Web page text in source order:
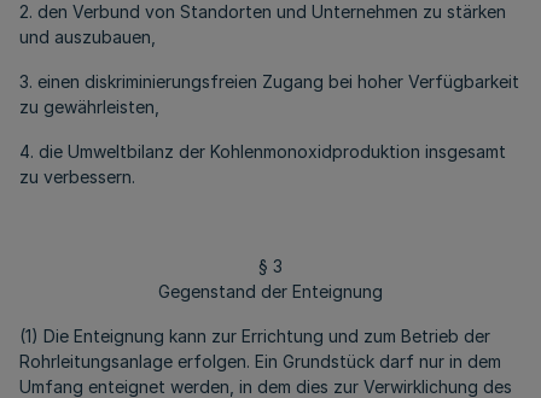
2. den Verbund von Standorten und Unternehmen zu stärken
und auszubauen,
3. einen diskriminierungsfreien Zugang bei hoher Verfügbarkeit
zu gewährleisten,
4. die Umweltbilanz der Kohlenmonoxidproduktion insgesamt
zu verbessern.
§ 3
Gegenstand der Enteignung
(1) Die Enteignung kann zur Errichtung und zum Betrieb der
Rohrleitungsanlage erfolgen. Ein Grundstück darf nur in dem
Umfang enteignet werden, in dem dies zur Verwirklichung des